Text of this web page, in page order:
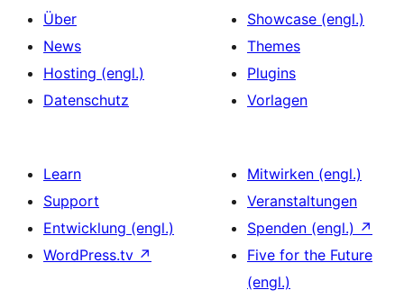
Über
News
Hosting (engl.)
Datenschutz
Showcase (engl.)
Themes
Plugins
Vorlagen
Learn
Support
Entwicklung (engl.)
WordPress.tv ↗
Mitwirken (engl.)
Veranstaltungen
Spenden (engl.) ↗
Five for the Future
(engl.)